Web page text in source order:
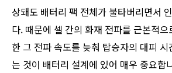
상돼도 배터리 팩 전체가 불타버리면서
다. 때문에 셀 간의 화재 전파를 근본적
한 그 전파 속도를 늦춰 탑승자의 대피
는 것이 배터리 설계에 있어 매우 중요합